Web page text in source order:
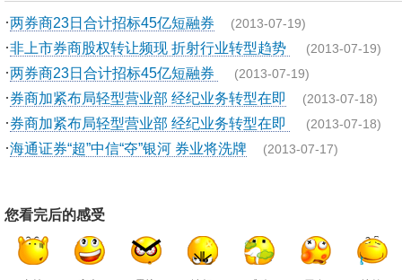
·两券商23日合计招标45亿短融券 (2013-07-19)
·非上市券商股权转让频现 折射行业转型趋势 (2013-07-19)
·两券商23日合计招标45亿短融券 (2013-07-19)
·券商加紧布局轻型营业部 经纪业务转型在即 (2013-07-18)
·券商加紧布局轻型营业部 经纪业务转型在即 (2013-07-18)
·海通证券“超”中信“夺”银河 券业将洗牌 (2013-07-17)
您看完后的感受